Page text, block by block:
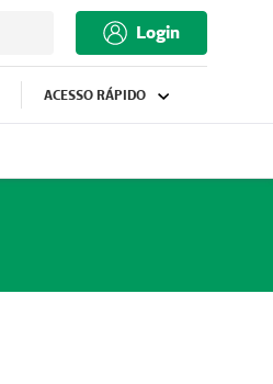
Login
ACESSO RÁPIDO